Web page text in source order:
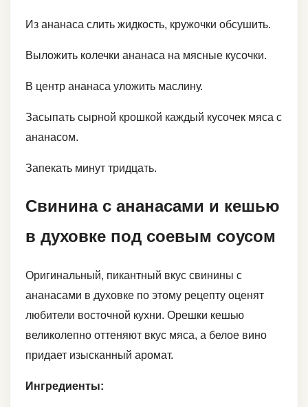
Из ананаса слить жидкость, кружочки обсушить.
Выложить колечки ананаса на мясные кусочки.
В центр ананаса уложить маслину.
Засыпать сырной крошкой каждый кусочек мяса с
ананасом.
Запекать минут тридцать.
Свинина с ананасами и кешью
в духовке под соевым соусом
Оригинальный, пикантный вкус свинины с
ананасами в духовке по этому рецепту оценят
любители восточной кухни. Орешки кешью
великолепно оттеняют вкус мяса, а белое вино
придает изысканный аромат.
Ингредиенты: